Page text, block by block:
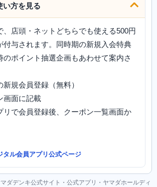
い方を見る
、店頭・ネットどちらでも使える500円
付与されます。同時期の新規入会特典
のポイント抽選企画もあわせて案内さ
新規会員登録（無料）
画面に記載
リで会員登録後、クーポン一覧画面か
タル会員アプリ公式ページ
ダデンキ公式サイト・公式アプリ・ヤマダホールディ